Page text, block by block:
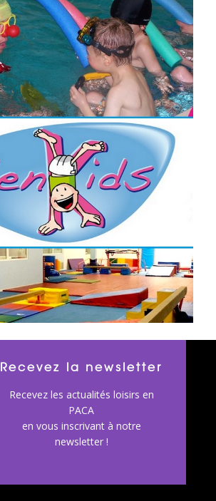
Recevez la newsletter
Recevez les actualités loisirs en
PACA
en vous inscrivant à notre
newsletter !